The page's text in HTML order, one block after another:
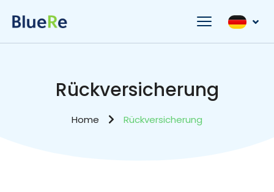
Rückversicherung
Home Rückversicherung